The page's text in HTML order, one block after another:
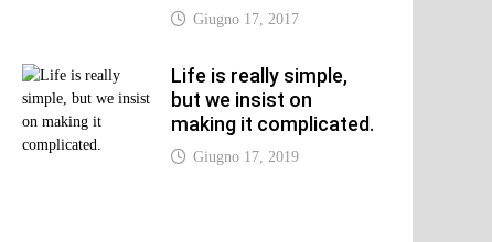
Giugno 17, 2017
Life is really simple,
but we insist on
making it complicated.
Giugno 17, 2019